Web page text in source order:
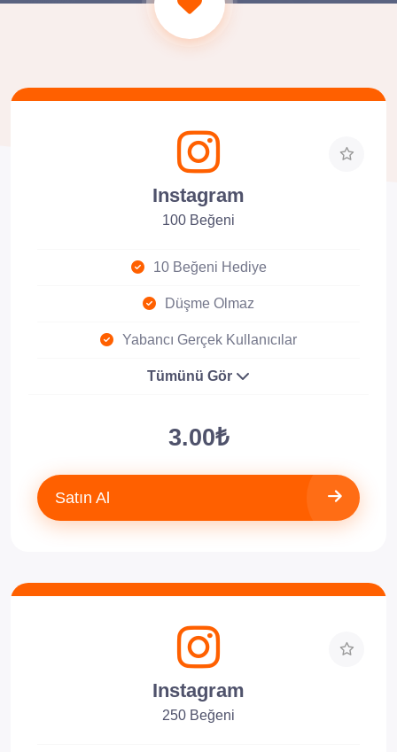
Instagram
100 Beğeni
10 Beğeni Hediye
Düşme Olmaz
Yabancı Gerçek Kullanıcılar
Tümünü Gör
3.00₺
Satın Al
Instagram
250 Beğeni